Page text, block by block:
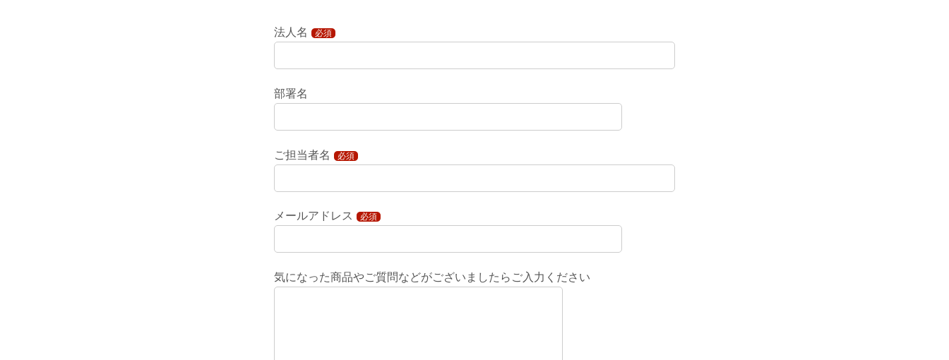
法人名 必須
部署名
ご担当者名 必須
メールアドレス 必須
気になった商品やご質問などがございましたらご入力ください